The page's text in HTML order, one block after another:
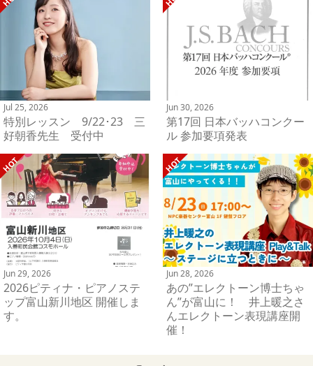
Jul 25, 2026
特別レッスン 9/22･23 三
好朝香先生 受付中
Jun 30, 2026
第17回 日本バッハコンクー
ル 参加要項発表
Jun 29, 2026
2026ピティナ・ピアノステ
ップ富山新川地区 開催しま
す。
Jun 28, 2026
あの”エレクトーン博士ちゃ
ん”が富山に！ 井上暖之さ
んエレクトーン表現講座開
催！